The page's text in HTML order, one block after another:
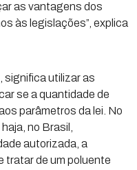
as vantagens dos
às legislações”, explica
significa utilizar as
se a quantidade de
parâmetros da lei. No
no Brasil,
autorizada, a
tratar de um poluente